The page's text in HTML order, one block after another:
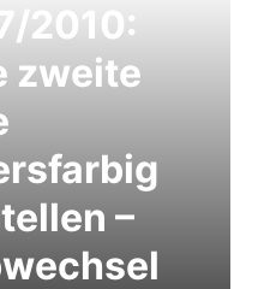
2010:
zweite
–